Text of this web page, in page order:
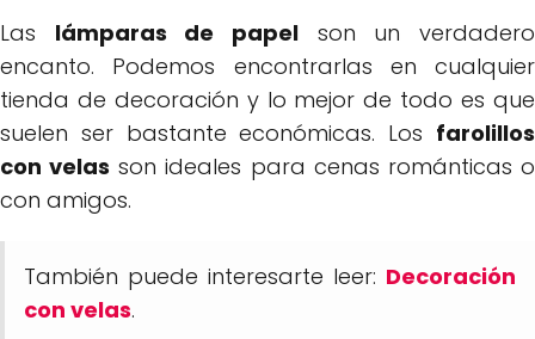
Las lámparas de papel son un verdadero
encanto. Podemos encontrarlas en cualquier
tienda de decoración y lo mejor de todo es que
suelen ser bastante económicas. Los farolillos
con velas son ideales para cenas románticas o
con amigos.
También puede interesarte leer: Decoración
con velas.